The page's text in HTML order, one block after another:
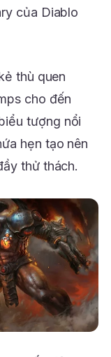
của Diablo
thù quen
cho đến
tượng nổi
hẹn tạo nên
thử thách.